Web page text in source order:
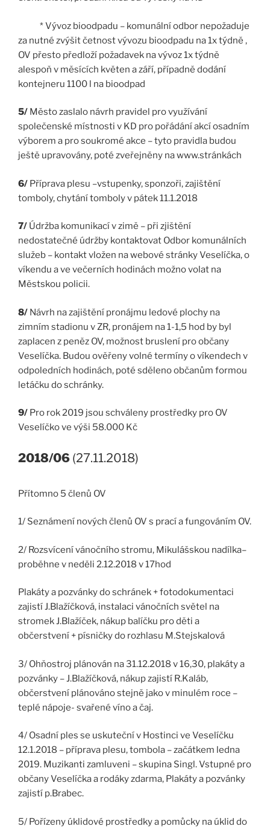
* Vývoz bioodpadu – komunální odbor nepožaduje
za nutné zvýšit četnost vývozu bioodpadu na 1x týdně ,
OV přesto předloží požadavek na vývoz 1x týdně
alespoň v měsících květen a září, případně dodání
kontejneru 1100 l na bioodpad
5/ Město zaslalo návrh pravidel pro využívání
společenské místnosti v KD pro pořádání akcí osadním
výborem a pro soukromé akce – tyto pravidla budou
ještě upravovány, poté zveřejněny na www.stránkách
6/ Příprava plesu –vstupenky, sponzoři, zajištění
tomboly, chytání tomboly v pátek 11.1.2018
7/ Údržba komunikací v zimě – při zjištění
nedostatečné údržby kontaktovat Odbor komunálních
služeb – kontakt vložen na webové stránky Veselíčka, o
víkendu a ve večerních hodinách možno volat na
Městskou policii.
8/ Návrh na zajištění pronájmu ledové plochy na
zimním stadionu v ZR, pronájem na 1-1,5 hod by byl
zaplacen z peněz OV, možnost bruslení pro občany
Veselíčka. Budou ověřeny volné termíny o víkendech v
odpoledních hodinách, poté sděleno občanům formou
letáčku do schránky.
9/ Pro rok 2019 jsou schváleny prostředky pro OV
Veselíčko ve výši 58.000 Kč
2018/06 (27.11.2018)
Přítomno 5 členů OV
1/ Seznámení nových členů OV s prací a fungováním OV.
2/ Rozsvícení vánočního stromu, Mikulášskou nadílka–
proběhne v neděli 2.12.2018 v 17hod
Plakáty a pozvánky do schránek + fotodokumentaci
zajistí J.Blažíčková, instalaci vánočních světel na
stromek J.Blažíček, nákup balíčku pro děti a
občerstvení + písničky do rozhlasu M.Stejskalová
3/ Ohňostroj plánován na 31.12.2018 v 16,30, plakáty a
pozvánky – J.Blažíčková, nákup zajistí R.Kaláb,
občerstvení plánováno stejně jako v minulém roce –
teplé nápoje- svařené víno a čaj.
4/ Osadní ples se uskuteční v Hostinci ve Veselíčku
12.1.2018 – příprava plesu, tombola – začátkem ledna
2019. Muzikanti zamluveni – skupina Singl. Vstupné pro
občany Veselíčka a rodáky zdarma, Plakáty a pozvánky
zajistí p.Brabec.
5/ Pořízeny úklidové prostředky a pomůcky na úklid do